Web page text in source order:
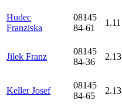
Hudec
Franziska
08145
84-61
1.11
Jilek Franz
08145
84-36
2.13
Keller Josef
08145
84-65
2.13